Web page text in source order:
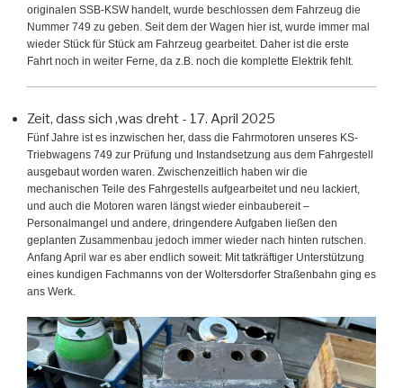
originalen SSB-KSW handelt, wurde beschlossen dem Fahrzeug die
Nummer 749 zu geben. Seit dem der Wagen hier ist, wurde immer mal
wieder Stück für Stück am Fahrzeug gearbeitet. Daher ist die erste
Fahrt noch in weiter Ferne, da z.B. noch die komplette Elektrik fehlt.
Zeit, dass sich ‚was dreht - 17. April 2025
Fünf Jahre ist es inzwischen her, dass die Fahrmotoren unseres KS-
Triebwagens 749 zur Prüfung und Instandsetzung aus dem Fahrgestell
ausgebaut worden waren. Zwischenzeitlich haben wir die
mechanischen Teile des Fahrgestells aufgearbeitet und neu lackiert,
und auch die Motoren waren längst wieder einbaubereit –
Personalmangel und andere, dringendere Aufgaben ließen den
geplanten Zusammenbau jedoch immer wieder nach hinten rutschen.
Anfang April war es aber endlich soweit: Mit tatkräftiger Unterstützung
eines kundigen Fachmanns von der Woltersdorfer Straßenbahn ging es
ans Werk.